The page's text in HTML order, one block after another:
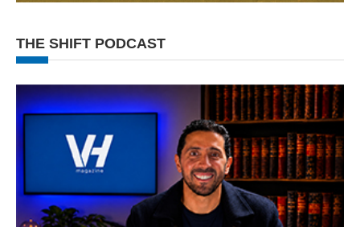
THE SHIFT PODCAST